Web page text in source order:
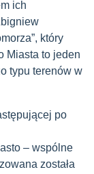
ich
który
Miasta to jeden
typu terenów w
po
– wspólne
została